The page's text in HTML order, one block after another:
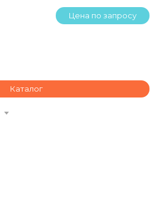
Цена по запросу
Каталог